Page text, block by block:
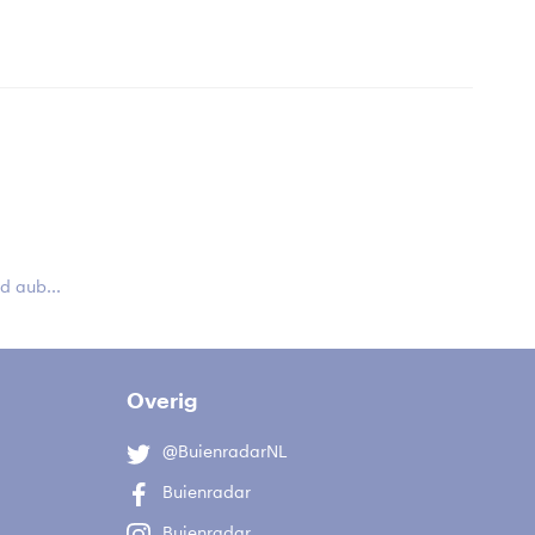
aub...
Overig
@BuienradarNL
Buienradar